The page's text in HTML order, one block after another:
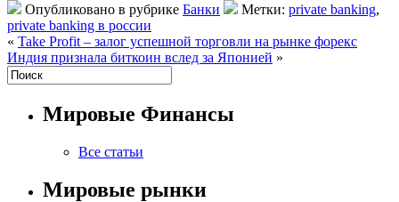
Опубликовано в рубрике Банки Метки: private banking,
private banking в россии
« Take Profit – залог успешной торговли на рынке форекс
Индия признала биткоин вслед за Японией »
Мировые Финансы
Все статьи
Мировые рынки